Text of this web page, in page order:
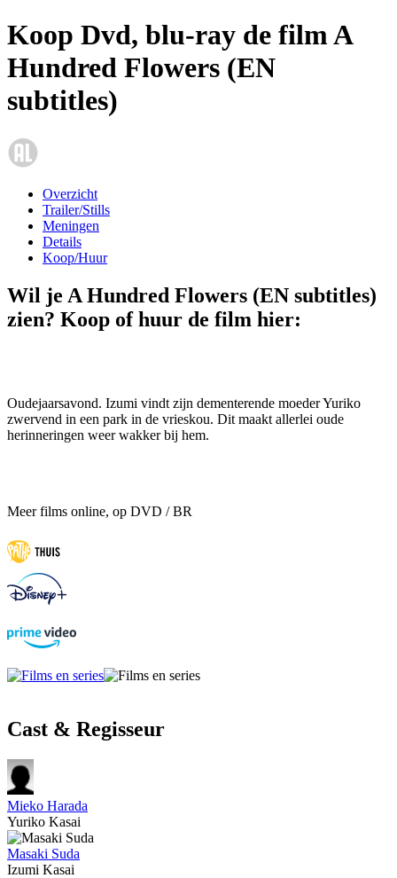
Koop Dvd, blu-ray de film A
Hundred Flowers (EN
subtitles)
Overzicht
Trailer/Stills
Meningen
Details
Koop/Huur
Wil je A Hundred Flowers (EN subtitles)
zien? Koop of huur de film hier:
Oudejaarsavond. Izumi vindt zijn dementerende moeder Yuriko
zwervend in een park in de vrieskou. Dit maakt allerlei oude
herinneringen weer wakker bij hem.
Meer films online, op DVD / BR
Cast & Regisseur
Mieko Harada
Yuriko Kasai
Masaki Suda
Izumi Kasai